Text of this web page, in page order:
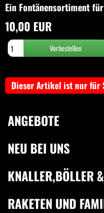
Ein Fontänensortiment
10,00 EUR
Dieser Artikel ist nur für
ANGEBOTE
NEU BEI UNS
KNALLER,BÖLLER
RAKETEN UND